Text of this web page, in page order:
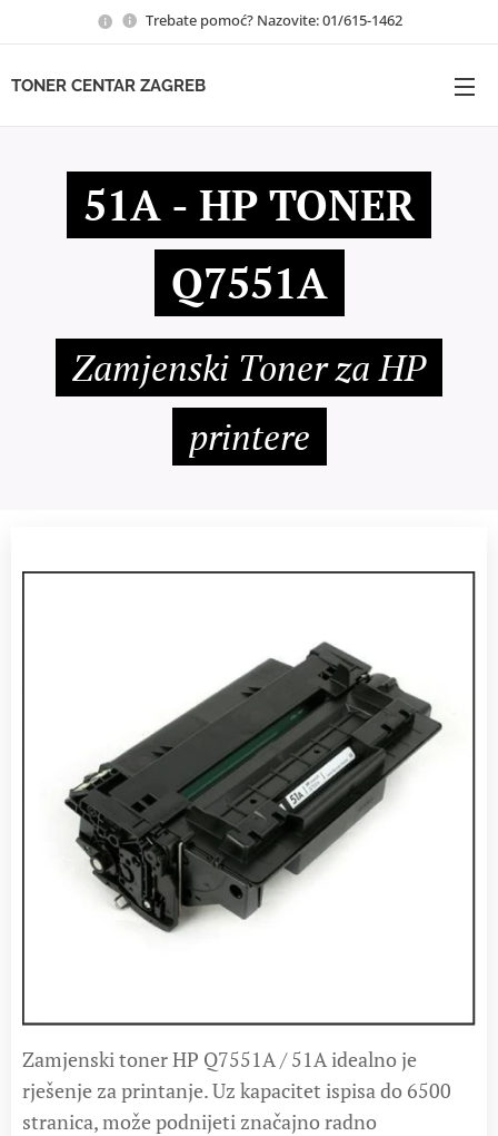
Trebate pomoć? Nazovite: 01/615-1462
TONER CENTAR ZAGREB
51A - HP TONER
Q7551A
Zamjenski Toner za HP
printere
Zamjenski toner HP Q7551A / 51A idealno je
rješenje za printanje. Uz kapacitet ispisa do 6500
stranica, može podnijeti značajno radno